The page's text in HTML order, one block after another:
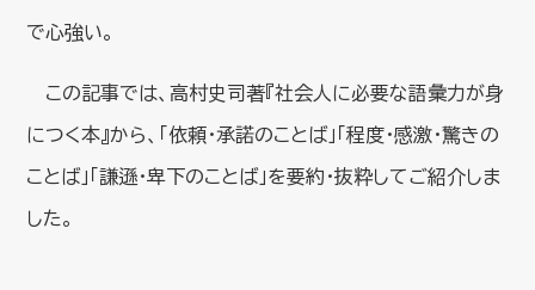
で心強い。
この記事では、高村史司著『社会人に必要な語彙力が身
につく本』から、「依頼・承諾のことば」「程度・感激・驚きの
ことば」「謙遜・卑下のことば」を要約・抜粋してご紹介しま
した。